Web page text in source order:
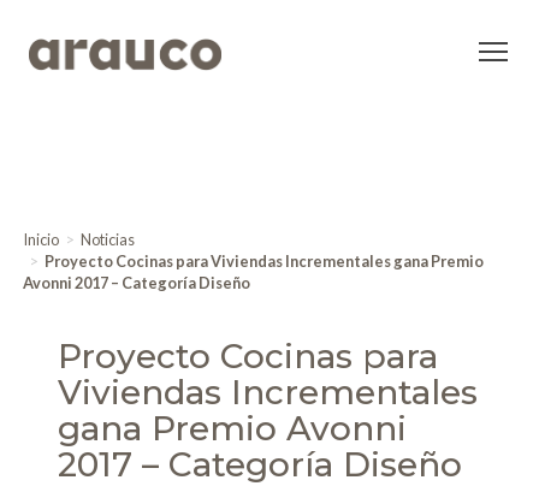
Inicio
Noticias
Proyecto Cocinas para Viviendas Incrementales gana Premio
Avonni 2017 – Categoría Diseño
Proyecto Cocinas para
Viviendas Incrementales
gana Premio Avonni
2017 – Categoría Diseño